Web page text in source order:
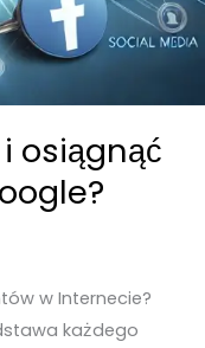
osiągnąć
w Internecie?
każdego